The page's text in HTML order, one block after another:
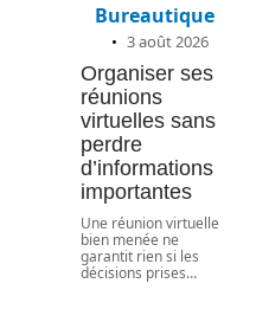
Bureautique
3 août 2026
Organiser ses
réunions
virtuelles sans
perdre
d’informations
importantes
Une réunion virtuelle
bien menée ne
garantit rien si les
décisions prises…
5 astuces